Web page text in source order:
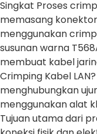
Singkat Proses
memasang
menggunakan
susunan warna
membuat kabel
Crimping Kabel
menghubungkan
menggunakan alat
Tujuan utama dari